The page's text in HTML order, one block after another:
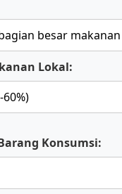
Lokal:
Konsumsi: